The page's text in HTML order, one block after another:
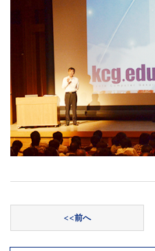
<<前へ